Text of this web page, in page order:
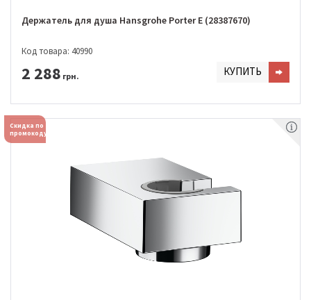
Держатель для душа Hansgrohe Porter E (28387670)
Код товара: 40990
2 288 грн. КУПИТЬ
Скидка по
промокоду